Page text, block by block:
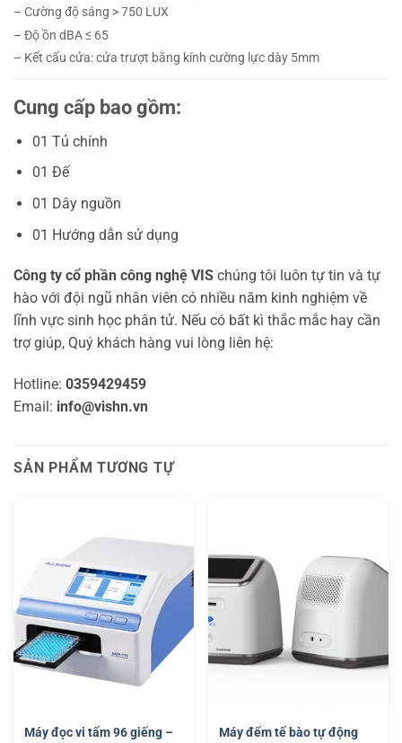
– Cường độ sáng > 750 LUX
– Độ ồn dBA ≤ 65
– Kết cấu cửa: cửa trượt bằng kính cường lực dày 5mm
Cung cấp bao gồm:
01 Tủ chính
01 Đế
01 Dây nguồn
01 Hướng dẫn sử dụng
Công ty cổ phần công nghệ VIS chúng tôi luôn tự tin và tự
hào với đội ngũ nhân viên có nhiều năm kinh nghiệm về
lĩnh vực sinh học phân tử. Nếu có bất kì thắc mắc hay cần
trợ giúp, Quý khách hàng vui lòng liên hệ:
Hotline: 0359429459
Email: info@vishn.vn
SẢN PHẨM TƯƠNG TỰ
Máy đọc vi tấm 96 giếng –
Máy đếm tế bào tự động